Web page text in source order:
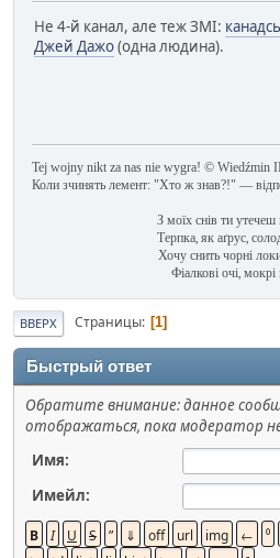
Не 4-й канал, але теж ЗМІ:
Джей Дажо(одна людина).
Tej wojny nikt za nas nie wygra! © Wiedźmin
Коли зчинять лемент: "Хто ж знав?!" —
З моїх снів ти утечеш
Терпка, як аґрус,
Хочу снить чорні
Фіалкові очі, мокрі
ВВЕРХ Страницы 1
Быстрый ответ
Обратите внимание: данное
отображаться, пока модератор
Имя:
Имейл: